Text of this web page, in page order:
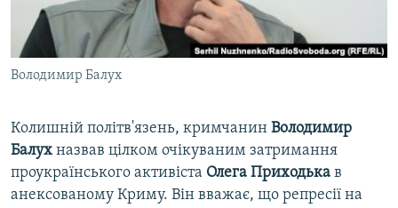
ВІДЕОУРОКИ «ELIFBE»
СВІДЧЕННЯ ОКУПАЦІЇ
УКРАЇНСЬКА ПРОБЛЕМА КРИМУ
Русский
Qırımtatar
Усі сайти RFE/RL
Володимир Балух
Колишній політв'язень, кримчанин Володимир
Балух назвав цілком очікуваним затримання
проукраїнського активіста Олега Приходька в
анексованому Криму. Він вважає, що репресії на